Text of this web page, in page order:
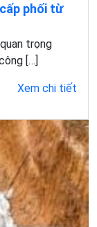
phối từ
trọng
[…]
Xem chi tiết